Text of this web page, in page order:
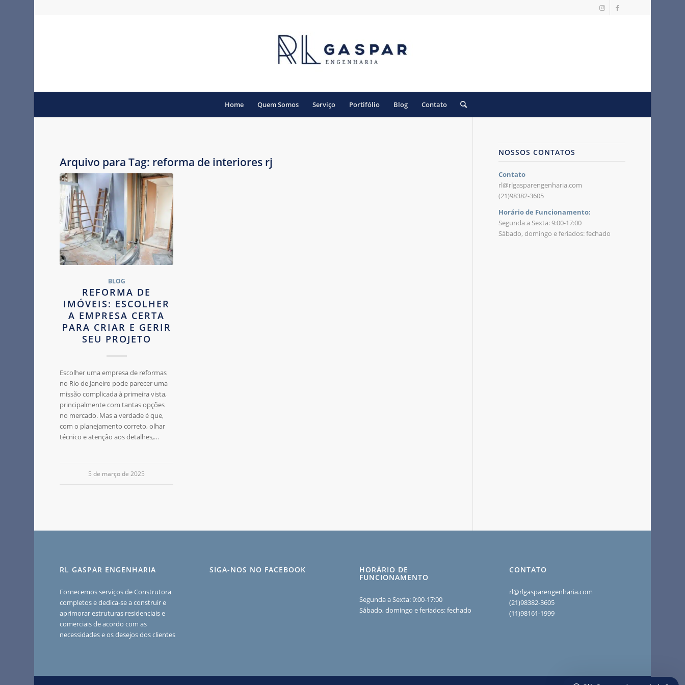
Home Quem Somos Serviço Portifólio Blog Contato
Arquivo para Tag: reforma de interiores rj
BLOG
REFORMA DE
IMÓVEIS: ESCOLHER
A EMPRESA CERTA
PARA CRIAR E GERIR
SEU PROJETO
Escolher uma empresa de reformas
no Rio de Janeiro pode parecer uma
missão complicada à primeira vista,
principalmente com tantas opções
no mercado. Mas a verdade é que,
com o planejamento correto, olhar
técnico e atenção aos detalhes,…
5 de março de 2025
NOSSOS CONTATOS
Contato
rl@rlgasparengenharia.com
(21)98382-3605
Horário de Funcionamento:
Segunda a Sexta: 9:00-17:00
Sábado, domingo e feriados: fechado
RL GASPAR ENGENHARIA
Fornecemos serviços de Construtora
completos e dedica-se a construir e
aprimorar estruturas residenciais e
comerciais de acordo com as
necessidades e os desejos dos clientes
SIGA-NOS NO FACEBOOK HORÁRIO DE
FUNCIONAMENTO
Segunda a Sexta: 9:00-17:00
Sábado, domingo e feriados: fechado
CONTATO
rl@rlgasparengenharia.com
(21)98382-3605
(11)98161-1999